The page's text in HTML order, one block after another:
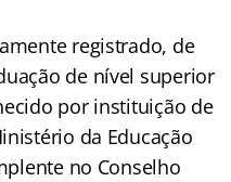
registrado, de
de nível superior
por instituição de
da Educação
no Conselho